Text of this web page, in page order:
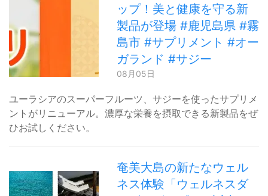
ップ！美と健康を守る新
製品が登場 #鹿児島県 #霧
島市 #サプリメント #オー
ガランド #サジー
08月05日
ユーラシアのスーパーフルーツ、サジーを使ったサプリメ
ントがリニューアル。濃厚な栄養を摂取できる新製品をぜ
ひお試しください。
奄美大島の新たなウェル
ネス体験「ウェルネスダ